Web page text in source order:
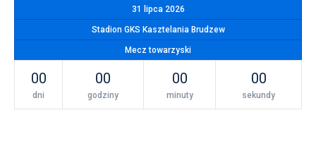
31 lipca 2026
Stadion GKS Kasztelania Brudzew
Mecz towarzyski
00
dni
00
godziny
00
minuty
00
sekundy